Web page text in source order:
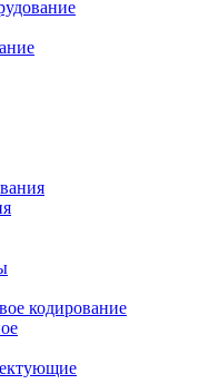
кодирование